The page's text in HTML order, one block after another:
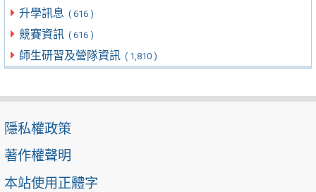
升學訊息 ( 616 )
競賽資訊 ( 616 )
師生研習及營隊資訊 ( 1,810 )
隱私權政策
著作權聲明
本站使用正體字